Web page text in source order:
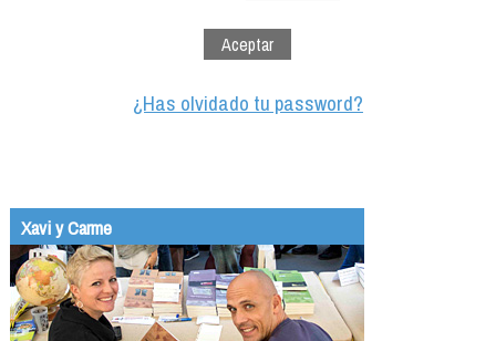
¿Has olvidado tu password?
Xavi y Carme